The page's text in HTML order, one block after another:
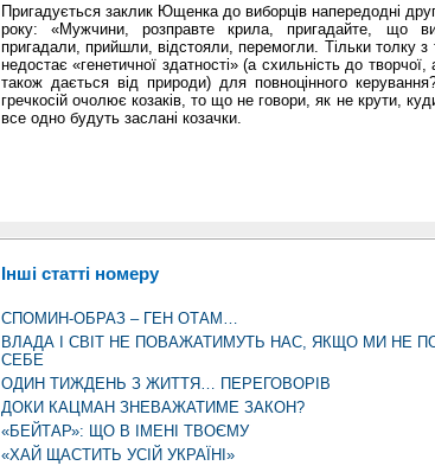
Пригадується заклик Ющенка до виборців напередодні
року: «Мужчини, розправте крила, пригадайте, що
пригадали, прийшли, відстояли, перемогли. Тільки толку з
недостає «генетичної здатності» (а схильність до творчої,
також дається від природи) для повноцінного
гречкосій очолює козаків, то що не говори, як не крути,
все одно будуть заслані козачки.
Інші статті номеру
СПОМИН-ОБРАЗ – ГЕН ОТАМ…
ВЛАДА І СВІТ НЕ ПОВАЖАТИМУТЬ НАС, ЯКЩО МИ НЕ
СЕБЕ
ОДИН ТИЖДЕНЬ З ЖИТТЯ… ПЕРЕГОВОРІВ
ДОКИ КАЦМАН ЗНЕВАЖАТИМЕ ЗАКОН?
«БЕЙТАР»: ЩО В ІМЕНІ ТВОЄМУ
«ХАЙ ЩАСТИТЬ УСІЙ УКРАЇНІ»